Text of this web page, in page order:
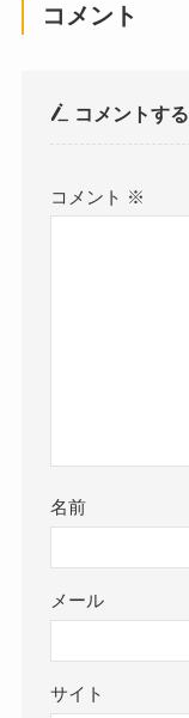
コメント
コメントする
コメント ※
名前
メール
サイト